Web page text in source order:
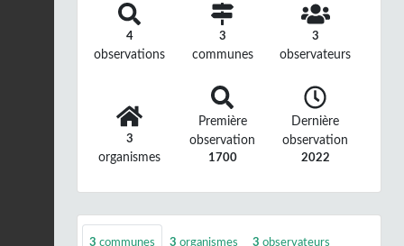
4
observations
3
communes
3
observateurs
3
organismes
Première
observation
1700
Dernière
observation
2022
3 communes 3 organismes 3 observateurs